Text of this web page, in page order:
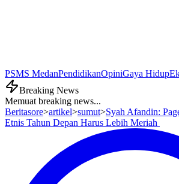
PSMS MedanPendidikanOpiniGaya Hidup
Breaking News
Memuat breaking news...
Beritasore>artikel>sumut>Syah Afandin:
Etnis Tahun Depan Harus Lebih Meriah